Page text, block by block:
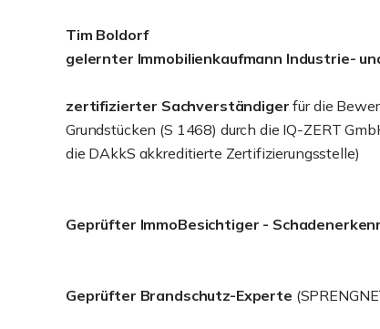
Tim Boldorf
gelernter Immobilienkaufmann Industrie-
zertifizierter Sachverständiger für die
Grundstücken (S 1468) durch die IQ-ZERT
die DAkkS akkreditierte Zertifizierungsstelle)
Geprüfter ImmoBesichtiger -
Geprüfter Brandschutz-Experte